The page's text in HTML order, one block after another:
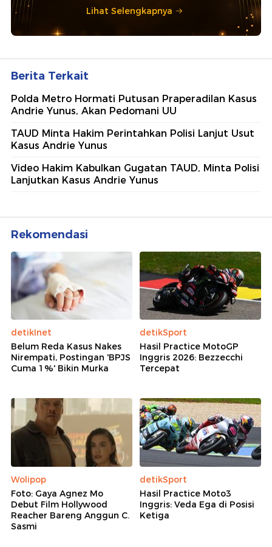
Lihat Selengkapnya
Berita Terkait
Polda Metro Hormati Putusan Praperadilan Kasus
Andrie Yunus, Akan Pedomani UU
TAUD Minta Hakim Perintahkan Polisi Lanjut Usut
Kasus Andrie Yunus
Video Hakim Kabulkan Gugatan TAUD, Minta Polisi
Lanjutkan Kasus Andrie Yunus
Rekomendasi
detikInet
Belum Reda Kasus Nakes
Nirempati, Postingan 'BPJS
Cuma 1%' Bikin Murka
detikSport
Hasil Practice MotoGP
Inggris 2026: Bezzecchi
Tercepat
Wolipop
Foto: Gaya Agnez Mo
Debut Film Hollywood
Reacher Bareng Anggun C.
Sasmi
detikSport
Hasil Practice Moto3
Inggris: Veda Ega di Posisi
Ketiga